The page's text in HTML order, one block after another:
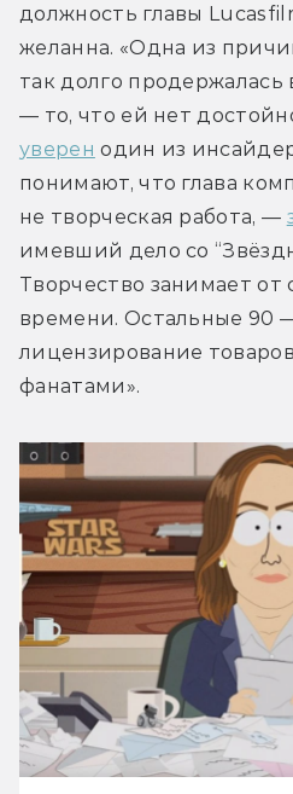
должность главы
желанна. «Одна из
так долго
уверен один из
понимают, что глава
не творческая работа, —
имевший дело со
Творчество занимает от
времени. Остальные 90
лицензирование
фанатами».